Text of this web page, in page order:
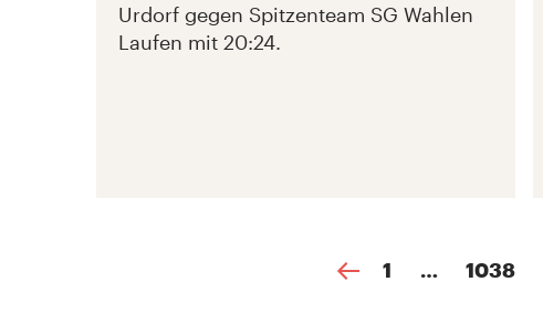
Urdorf gegen Spitzenteam SG Wahlen
Laufen mit 20:24.
1 … 1038